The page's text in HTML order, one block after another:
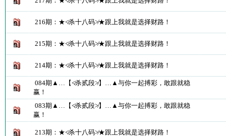
216期：★≮杀十八码≯★跟上我就是选择财路！
215期：★≮杀十八码≯★跟上我就是选择财路！
214期：★≮杀十八码≯★跟上我就是选择财路！
084期▲…【≮杀贰段≯】…▲与你一起搏彩，敢跟就稳
赢！
083期▲…【≮杀贰段≯】…▲与你一起搏彩，敢跟就稳
赢！
213期：★≮杀十八码≯★跟上我就是选择财路！